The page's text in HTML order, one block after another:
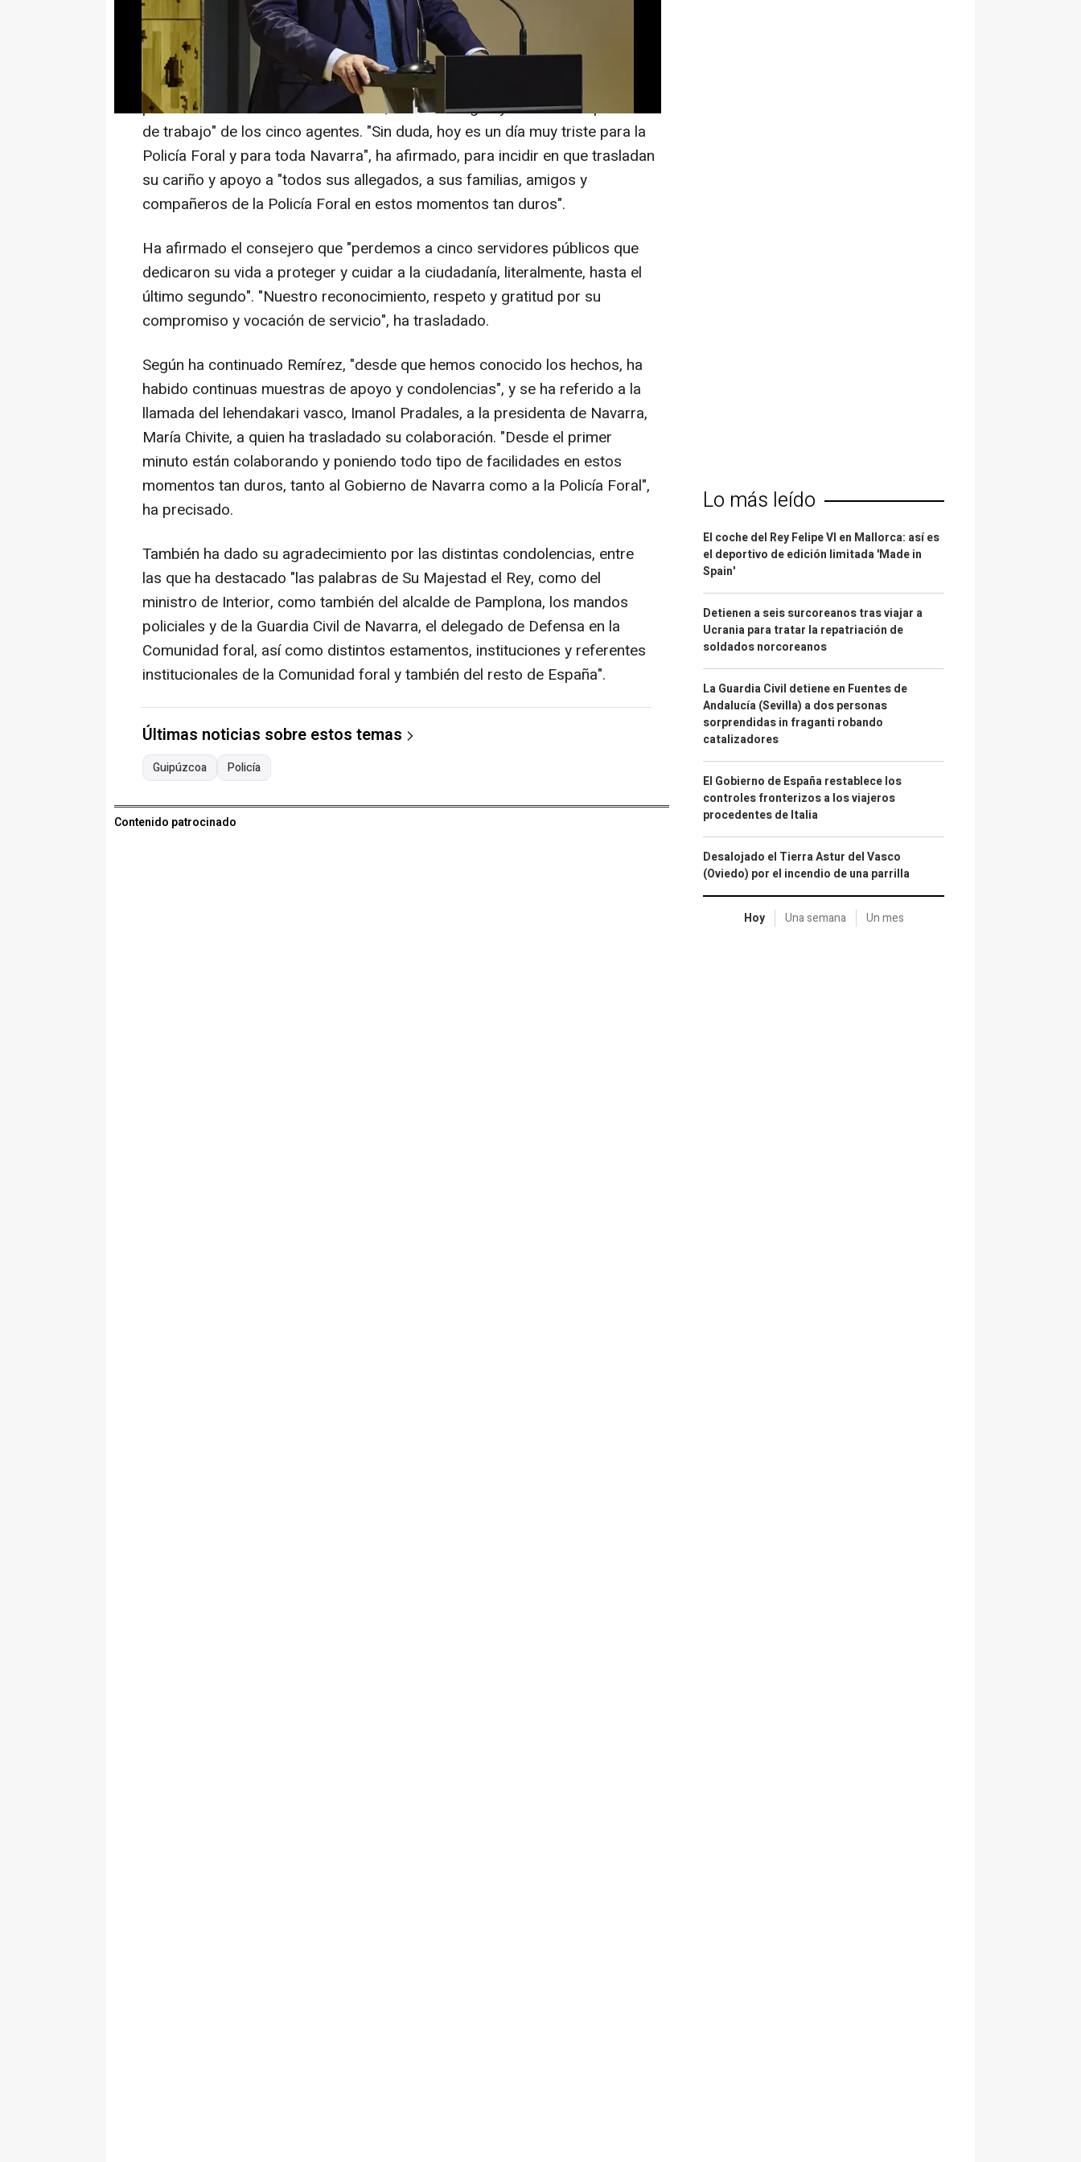
preparará un acto institucional de despedida de los cinco agentes.
Al inicio de la rueda de prensa posterior a la sesión de Gobierno, el
portavoz del Ejecutivo, Javier Remírez, ha señalado que "nuestro
pensamiento está con los familiares, con los amigos y con los compañeros
de trabajo" de los cinco agentes. "Sin duda, hoy es un día muy triste para la
Policía Foral y para toda Navarra", ha afirmado, para incidir en que trasladan
su cariño y apoyo a "todos sus allegados, a sus familias, amigos y
compañeros de la Policía Foral en estos momentos tan duros".
Ha afirmado el consejero que "perdemos a cinco servidores públicos que
dedicaron su vida a proteger y cuidar a la ciudadanía, literalmente, hasta el
último segundo". "Nuestro reconocimiento, respeto y gratitud por su
compromiso y vocación de servicio", ha trasladado.
Según ha continuado Remírez, "desde que hemos conocido los hechos, ha
habido continuas muestras de apoyo y condolencias", y se ha referido a la
llamada del lehendakari vasco, Imanol Pradales, a la presidenta de Navarra,
María Chivite, a quien ha trasladado su colaboración. "Desde el primer
minuto están colaborando y poniendo todo tipo de facilidades en estos
momentos tan duros, tanto al Gobierno de Navarra como a la Policía Foral",
ha precisado.
También ha dado su agradecimiento por las distintas condolencias, entre
las que ha destacado "las palabras de Su Majestad el Rey, como del
ministro de Interior, como también del alcalde de Pamplona, los mandos
policiales y de la Guardia Civil de Navarra, el delegado de Defensa en la
Comunidad foral, así como distintos estamentos, instituciones y referentes
institucionales de la Comunidad foral y también del resto de España".
Últimas noticias sobre estos temas
Guipúzcoa Policía
Contenido patrocinado
Lo más leído
El coche del Rey Felipe VI en Mallorca: así es
el deportivo de edición limitada 'Made in
Spain'
Detienen a seis surcoreanos tras viajar a
Ucrania para tratar la repatriación de
soldados norcoreanos
La Guardia Civil detiene en Fuentes de
Andalucía (Sevilla) a dos personas
sorprendidas in fraganti robando
catalizadores
El Gobierno de España restablece los
controles fronterizos a los viajeros
procedentes de Italia
Desalojado el Tierra Astur del Vasco
(Oviedo) por el incendio de una parrilla
Hoy Una semana Un mes